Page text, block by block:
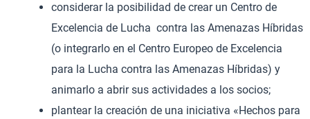
considerar la posibilidad de crear un Centro de
Excelencia de Lucha contra las Amenazas Híbridas
(o integrarlo en el Centro Europeo de Excelencia
para la Lucha contra las Amenazas Híbridas) y
animarlo a abrir sus actividades a los socios;
plantear la creación de una iniciativa «Hechos para